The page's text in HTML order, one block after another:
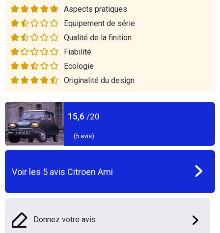
Aspects pratiques
Equipement de série
Qualité de la finition
Fiabilité
Ecologie
Originalité du design
15,6 /20
(5avis)
Voir les 5 avis Citroen Ami
Donnez votre avis